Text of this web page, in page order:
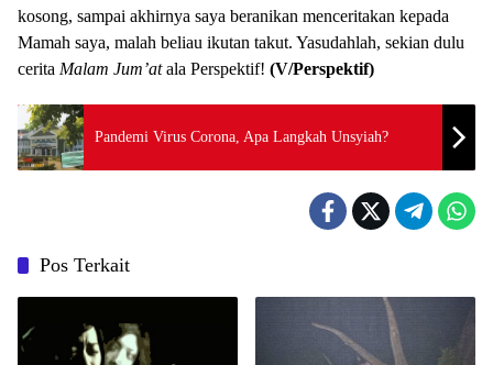
kosong, sampai akhirnya saya beranikan menceritakan kepada
Mamah saya, malah beliau ikutan takut. Yasudahlah, sekian dulu
cerita Malam Jum’atala Perspektif! (V/Perspektif)
Pandemi Virus Corona, Apa Langkah Unsyiah?
Pos Terkait